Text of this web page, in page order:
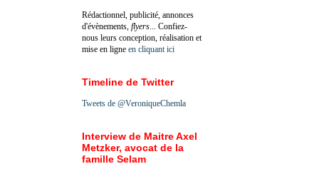
Rédactionnel, publicité, annonces
d'évènements, flyers ... Confiez-
nous leurs conception, réalisation et
mise en ligne en cliquant ici
Timeline de Twitter
Tweets de @VeroniqueChemla
Interview de Maitre Axel
Metzker, avocat de la
famille Selam